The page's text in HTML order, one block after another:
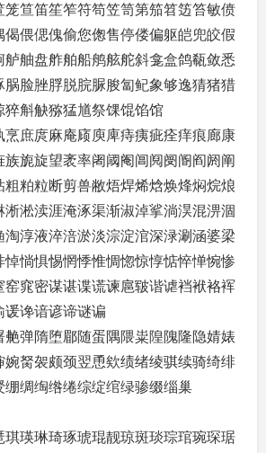
笼笪笛笙笮符笱笠笥第笳笤笾笞敏偾
偈偎偲傀偷您偬售停偻偏躯皑兜皎假
舻舳盘舴舶船鸼舷舵斜龛盒鸽瓻敛悉
脶脸脞脬脱脘脲朘匐鱾象够逸猜猪猎
猝斛觖猕猛馗祭馃馄馅馆
烹庶庹麻庵庼庾庳痔痍疵痊痒痕廊康
族旎旋望袤率阇阈阉阊阋阌阍阎阏阐
粗粕粒断剪兽敝焐焊烯焓焕烽焖烷烺
淞渎涯淹涿渠渐淑淖挲淌淏混淠涸
淘淳液淬涪淤淡淙淀涫深渌涮涵婆梁
悼惝惧惕惘悸惟惆惚惊惇惦悴惮惋惨
窑窕密谋谌谍谎谏扈皲谐谑裆袱袼裈
谖谗谙谚谛谜谝
艴弹隋堕郿随蛋隅隈粜隍隗隆隐婧婊
婉胬袈颇颈翌恿欸绩绪绫骐续骑绮绯
绷绸绹绺绻综绽绾绿骖缀缁巢
琪瑛琳琦琢琥琨靓琼斑琰琮琯琬琛琚